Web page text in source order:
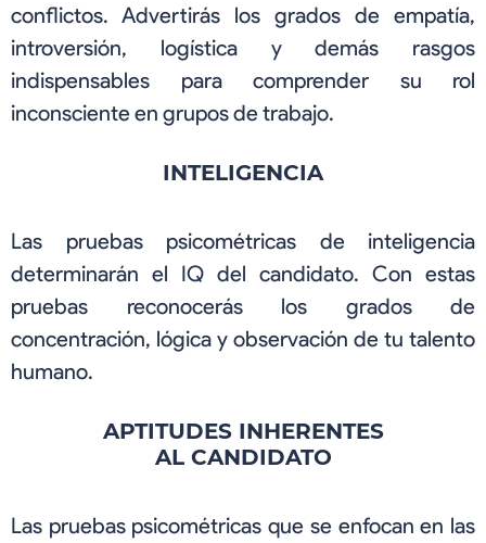
conflictos. Advertirás los grados de empatía,
introversión, logística y demás rasgos
indispensables para comprender su rol
inconsciente en grupos de trabajo.
INTELIGENCIA
Las pruebas psicométricas de inteligencia
determinarán el IQ del candidato. Con estas
pruebas reconocerás los grados de
concentración, lógica y observación de tu talento
humano.
APTITUDES INHERENTES
AL CANDIDATO
Las pruebas psicométricas que se enfocan en las